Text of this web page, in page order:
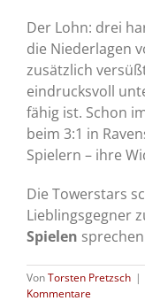
Der Lohn: drei
die Niederlagen
zusätzlich
eindrucksvoll
fähig ist. Schon
beim 3:1 in
Spielern – ihre
Die Towerstars
Lieblingsgegner
Spielen
VonTorsten Pretzsch |
Kommentare